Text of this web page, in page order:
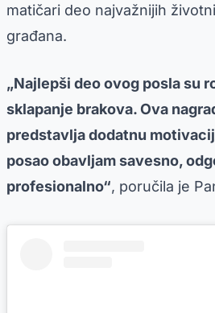
matičari deo najvažnijih
građana.
„Najlepši deo ovog posla su
sklapanje brakova. Ova
predstavlja dodatnu
posao obavljam savesno,
profesionalno“, poručila je